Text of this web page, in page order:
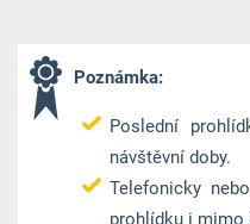
Poznámka:
Poslední
návštěvní doby.
Telefonicky
prohlídku i mimo